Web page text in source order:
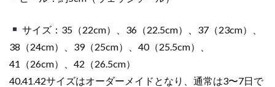
サイズ：35（22cm）、36（22.5cm）、37（23cm）、
38（24cm）、39（25cm）、40（25.5cm）、
41（26cm）、42（26.5cm）
40.41.42サイズはオーダーメイドとなり、通常は3〜7日で